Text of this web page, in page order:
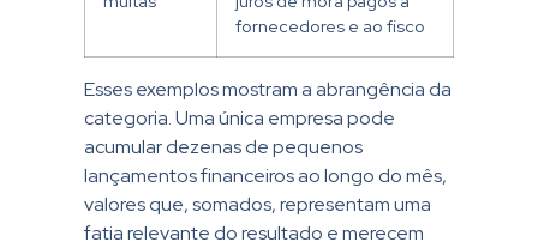
fornecedores e ao fisco
Esses exemplos mostram a abrangência da
categoria. Uma única empresa pode
acumular dezenas de pequenos
lançamentos financeiros ao longo do mês,
valores que, somados, representam uma
fatia relevante do resultado e merecem